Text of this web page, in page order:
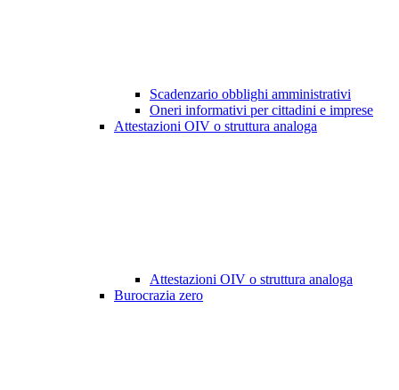
Scadenzario obblighi amministrativi
Oneri informativi per cittadini e imprese
Attestazioni OIV o struttura analoga
Attestazioni OIV o struttura analoga
Burocrazia zero